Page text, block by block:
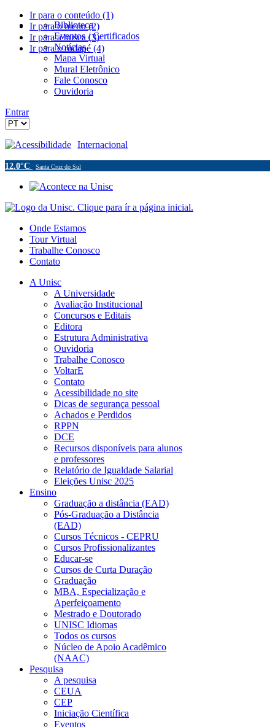
Ir para o conteúdo (1)
Ir para o menu (2)
Ir para a busca (3)
Ir para o rodapé (4)
Biblioteca
Eventos / Certificados
Notícias
Mapa Virtual
Mural Eletrônico
Fale Conosco
Ouvidoria
Entrar
Acessibilidade Internacional
12.0°C Santa Cruz do Sul
Onde Estamos
Tour Virtual
Trabalhe Conosco
Contato
A Unisc
A Universidade
Avaliação Institucional
Concursos e Editais
Editora
Estrutura Administrativa
Ouvidoria
Trabalhe Conosco
VoltarE
Contato
Acessibilidade no site
Dicas de segurança pessoal
Achados e Perdidos
RPPN
DCE
Recursos disponíveis para alunos
e professores
Relatório de Igualdade Salarial
Eleições Unisc 2025
Ensino
Graduação a distância (EAD)
Pós-Graduação a Distância
(EAD)
Cursos Técnicos - CEPRU
Cursos Profissionalizantes
Educar-se
Cursos de Curta Duração
Graduação
MBA, Especialização e
Aperfeiçoamento
Mestrado e Doutorado
UNISC Idiomas
Todos os cursos
Núcleo de Apoio Acadêmico
(NAAC)
Pesquisa
A pesquisa
CEUA
CEP
Iniciação Científica
Eventos